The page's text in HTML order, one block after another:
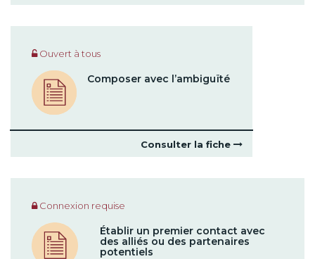
Ouvert à tous
Composer avec l’ambiguïté
Consulter la fiche
Connexion requise
Établir un premier contact avec
des alliés ou des partenaires
potentiels